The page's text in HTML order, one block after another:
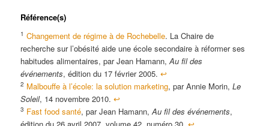
Référence(s)
1 Changement de régime à de Rochebelle. La Chaire de
recherche sur l’obésité aide une école secondaire à réformer ses
habitudes alimentaires, par Jean Hamann,Au fil des
événements, édition du 17 février 2005.↩
2 Malbouffe à l’école: la solution marketing, par Annie Morin,Le
Soleil, 14 novembre 2010.↩
3 Fast food santé, par Jean Hamann,Au fil des événements,